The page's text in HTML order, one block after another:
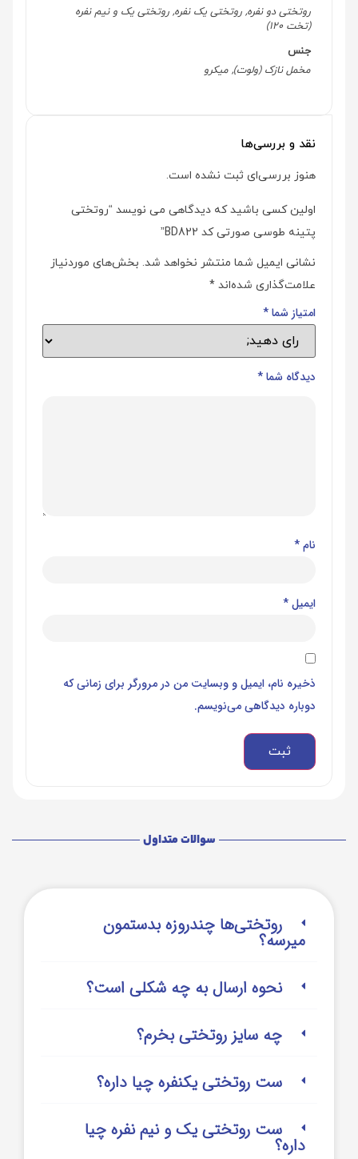
روتختی دو نفره, روتختی یک نفره, روتختی یک و نیم نفره
(تخت 120)
جنس
مخمل نازک (ولوت), میکرو
نقد و بررسی‌ها
هنوز بررسی‌ای ثبت نشده است.
اولین کسی باشید که دیدگاهی می نویسد “روتختی
پتینه طوسی صورتی کد BD822”
نشانی ایمیل شما منتشر نخواهد شد. بخش‌های موردنیاز
علامت‌گذاری شده‌اند *
امتیاز شما*
دیدگاه شما*
نام*
ایمیل*
ذخیره نام، ایمیل و وبسایت من در مرورگر برای زمانی که
دوباره دیدگاهی می‌نویسم.
سوالات متداول
روتختی‌‌ها چندروزه بدستمون
میرسه؟
نحوه ارسال به چه شکلی است؟
چه سایز روتختی بخرم؟
ست روتختی یکنفره چیا داره؟
ست روتختی یک و نیم نفره چیا
داره؟